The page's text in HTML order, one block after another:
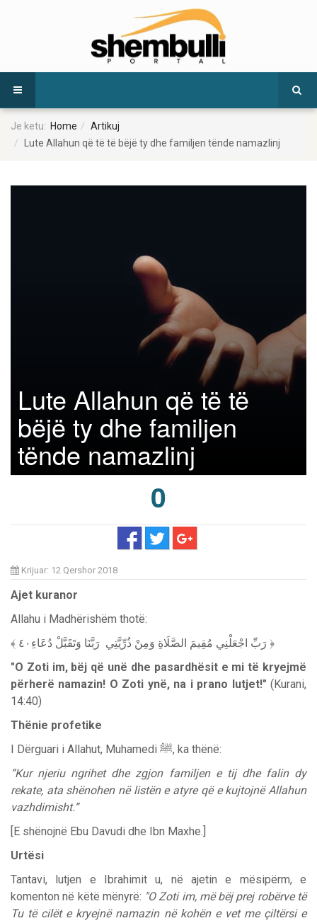
Je ketu: Home
Artikuj
Lute Allahun që të të bëjë ty dhe familjen tënde namazlinj
Lute Allahun që të të
bëjë ty dhe familjen
tënde namazlinj
0
Krijuar: 12 Qershor 2018
Ajet kuranor
Allahu i Madhërishëm thotë:
﴾ رَبِّ اجْعَلْنِي مُقِيمَ الصَّلَاةِ وَمِنْ ذُرِّيَّتِي رَبَّنَا وَتَقَبَّلْ دُعَاءِ٤٠ ﴿
"O Zoti im, bëj që unë dhe pasardhësit e mi të kryejmë
përherë namazin! O Zoti ynë, na i prano lutjet!" (Kurani,
14:40)
Thënie profetike
I Dërguari i Allahut, Muhamedi ﷺ, ka thënë:
“Kur njeriu ngrihet dhe zgjon familjen e tij dhe falin dy
rekate, ata shënohen në listën e atyre që e kujtojnë Allahun
vazhdimisht.”
[E shënojnë Ebu Davudi dhe Ibn Maxhe.]
Urtësi
Tantavi, lutjen e Ibrahimit u, në ajetin e mësipërm, e
komenton në këtë mënyrë: "O Zoti im, më bëj prej robërve të
Tu të cilët e kryejnë namazin në kohën e vet me çiltërsi e